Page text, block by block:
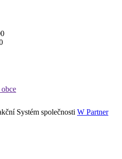
Systém společnosti W Partner